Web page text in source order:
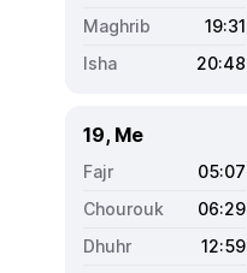
19:31
20:48
19, Me
05:07
06:29
12:59